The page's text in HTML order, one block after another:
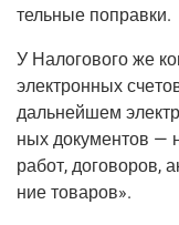
тель­ные поправки.
У Нало­го­во­го же
элек­трон­ных
даль­ней­шем
ных доку­мен­тов —
работ, дого­во­ров,
ние товаров».